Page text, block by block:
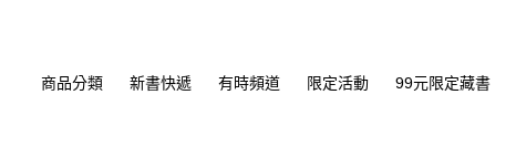
商品分類 新書快遞 有時頻道 限定活動 99元限定藏書